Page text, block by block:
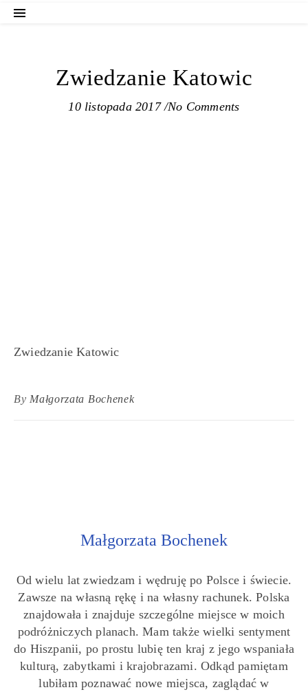
Zwiedzanie Katowic
10 listopada 2017 /No Comments
Zwiedzanie Katowic
By Małgorzata Bochenek
Małgorzata Bochenek
Od wielu lat zwiedzam i wędruję po Polsce i świecie.
Zawsze na własną rękę i na własny rachunek. Polska
znajdowała i znajduje szczególne miejsce w moich
podróżniczych planach. Mam także wielki sentyment
do Hiszpanii, po prostu lubię ten kraj z jego wspaniała
kulturą, zabytkami i krajobrazami. Odkąd pamiętam
lubiłam poznawać nowe miejsca, zaglądać w